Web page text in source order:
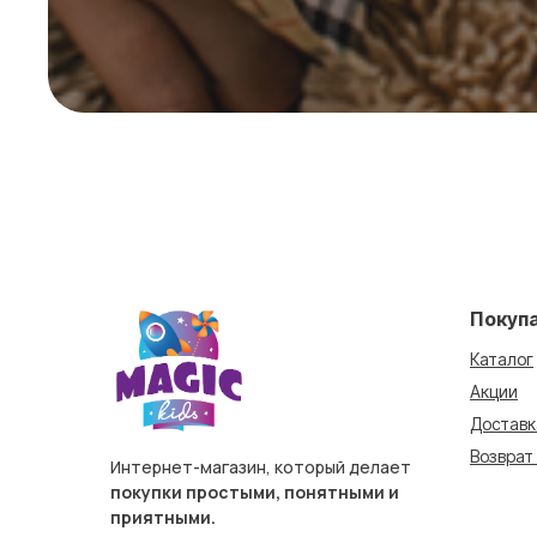
Интернет-магазин, который делает
покупки простыми, понятными и
приятными.
Акции
Каталог